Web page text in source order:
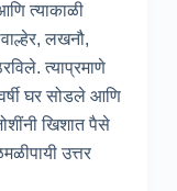
त्याकाळी
लखनौ,
त्याप्रमाणे
घर सोडले आणि
खिशात पैसे
उत्तर